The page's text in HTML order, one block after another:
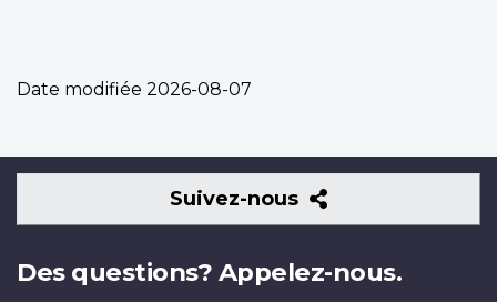
Date modifiée 2026-08-07
Suivez-nous
Suivez-
nous
Des questions? Appelez-nous.